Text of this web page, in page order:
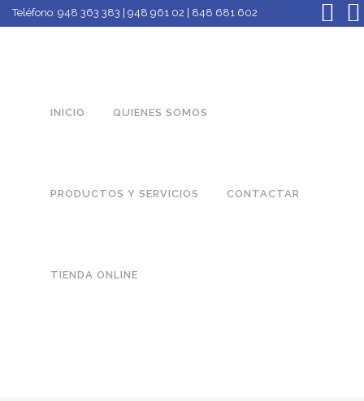
Teléfono: 948 363 383 | 948 961 02 | 848 681 602
INICIO QUIENES SOMOS
PRODUCTOS Y SERVICIOS CONTACTAR
TIENDA ONLINE